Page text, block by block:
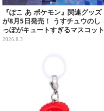
『ぽこ あ ポケモン』関連グッズ
が8月5日発売！ うすチュウのし
っぽがキュートすぎるマスコット
など、まとめてご紹介
2026.8.3